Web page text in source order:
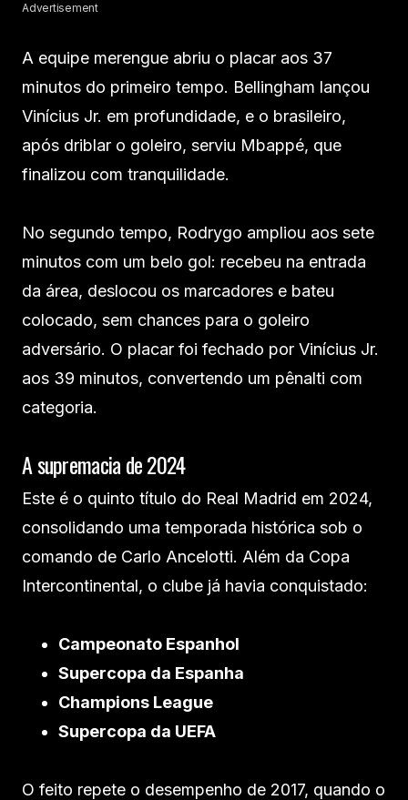
Advertisement
A equipe merengue abriu o placar aos 37
minutos do primeiro tempo. Bellingham lançou
Vinícius Jr. em profundidade, e o brasileiro,
após driblar o goleiro, serviu Mbappé, que
finalizou com tranquilidade.
No segundo tempo, Rodrygo ampliou aos sete
minutos com um belo gol: recebeu na entrada
da área, deslocou os marcadores e bateu
colocado, sem chances para o goleiro
adversário. O placar foi fechado por Vinícius Jr.
aos 39 minutos, convertendo um pênalti com
categoria.
A supremacia de 2024
Este é o quinto título do Real Madrid em 2024,
consolidando uma temporada histórica sob o
comando de Carlo Ancelotti. Além da Copa
Intercontinental, o clube já havia conquistado:
Campeonato Espanhol
Supercopa da Espanha
Champions League
Supercopa da UEFA
O feito repete o desempenho de 2017, quando o